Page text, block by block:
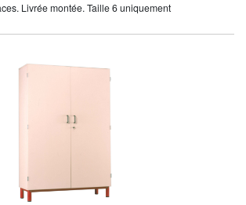
Livrée montée. Taille 6 uniquement